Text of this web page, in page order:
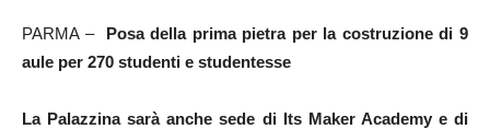
PARMA – Posa della prima pietra per la costruzione di 9
aule per 270 studenti e studentesse
La Palazzina sarà anche sede di Its Maker Academy e di